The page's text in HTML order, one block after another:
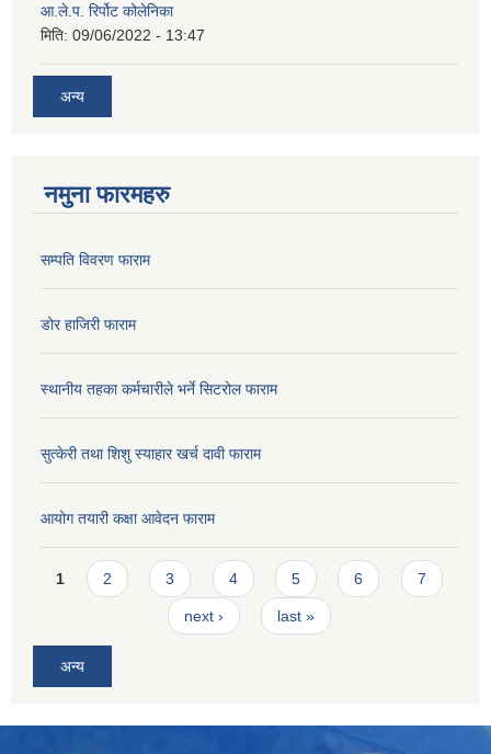
आ.ले.प. रिर्पोट कोलेनिका
मिति: 09/06/2022 - 13:47
अन्य
नमुना फारमहरु
सम्पति विवरण फाराम
डोर हाजिरी फाराम
स्थानीय तहका कर्मचारीले भर्ने सिटरोल फाराम
सुत्केरी तथा शिशु स्याहार खर्च दावी फाराम
आयोग तयारी कक्षा आवेदन फाराम
Pages
1 2 3 4 5 6 7
next › last »
अन्य